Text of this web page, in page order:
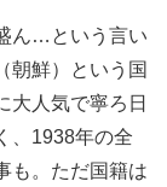
ん…という言い
朝鮮）という国
大人気で寧ろ日
、1938年の全
も。ただ国籍は